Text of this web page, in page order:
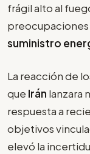
frágil alto al
suministro
La reacción de
que Irán lanzara
respuesta a
objetivos
elevó la